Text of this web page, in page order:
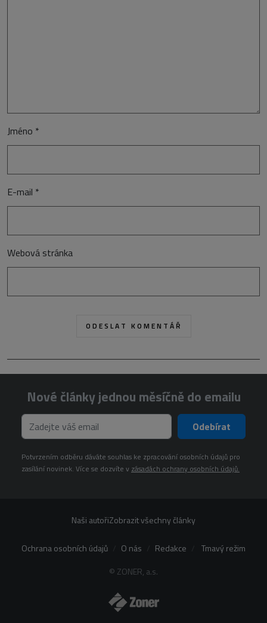
Jméno *
E-mail *
Webová stránka
Nové články jednou měsíčně do emailu
Odebírat
Potvrzením odběru dáváte souhlas ke zpracování osobních údajů pro
zasílání novinek. Více se dozvíte v zásadách ochrany osobních údajů.
Naši autořiZobrazit všechny články
© ZONER, a.s.
Ochrana osobních údajů O nás Redakce Tmavý režim